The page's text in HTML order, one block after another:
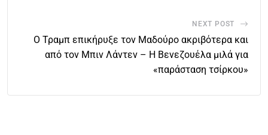
NEXT POST
Ο Τραμπ επικήρυξε τον Μαδούρο ακριβότερα και
από τον Μπιν Λάντεν – Η Βενεζουέλα μιλά για
«παράσταση τσίρκου»